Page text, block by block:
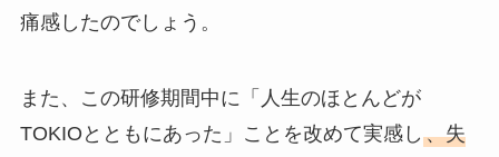
痛感したのでしょう。
また、この研修期間中に「人生のほとんどが
TOKIOとともにあった」ことを改めて実感し 、失